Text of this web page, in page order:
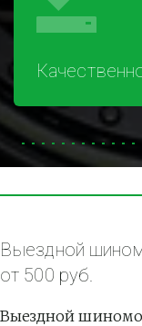
Выездной
от 500 руб.
Выездной